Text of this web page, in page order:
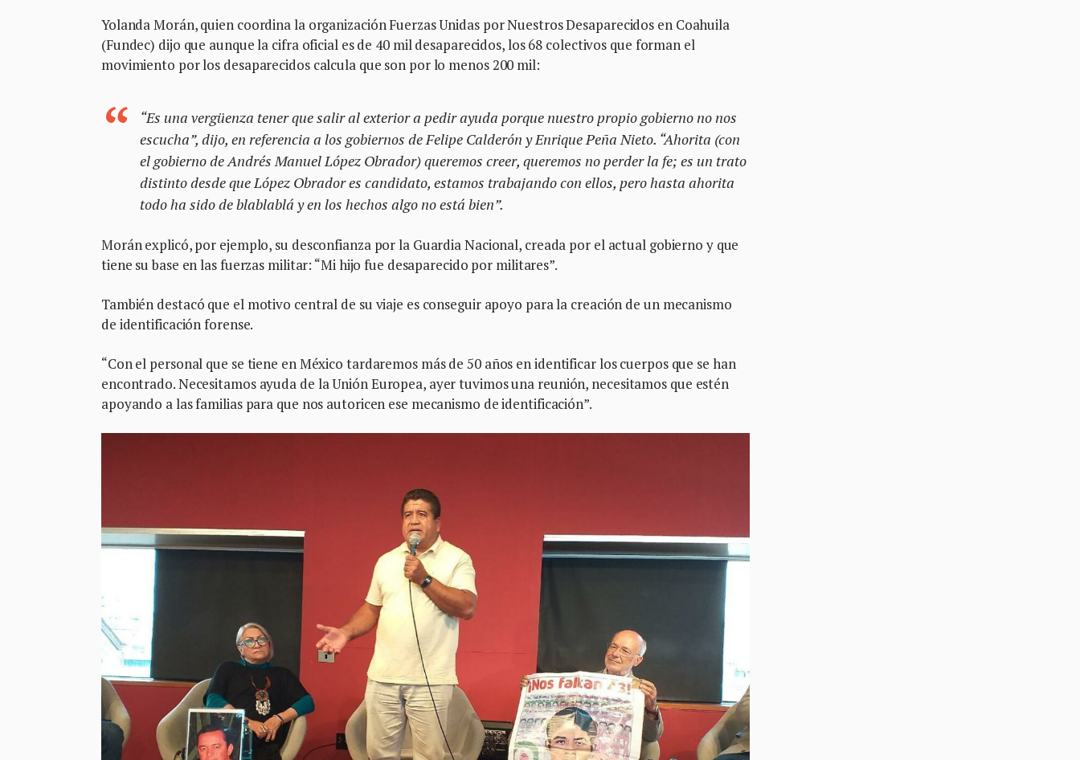
Yolanda Morán, quien coordina la organización Fuerzas Unidas por Nuestros Desaparecidos en Coahuila
(Fundec) dijo que aunque la cifra oficial es de 40 mil desaparecidos, los 68 colectivos que forman el
movimiento por los desaparecidos calcula que son por lo menos 200 mil:
“Es una vergüenza tener que salir al exterior a pedir ayuda porque nuestro propio gobierno no nos
escucha”, dijo, en referencia a los gobiernos de Felipe Calderón y Enrique Peña Nieto. “Ahorita (con
el gobierno de Andrés Manuel López Obrador) queremos creer, queremos no perder la fe; es un trato
distinto desde que López Obrador es candidato, estamos trabajando con ellos, pero hasta ahorita
todo ha sido de blablablá y en los hechos algo no está bien”.
Morán explicó, por ejemplo, su desconfianza por la Guardia Nacional, creada por el actual gobierno y que
tiene su base en las fuerzas militar: “Mi hijo fue desaparecido por militares”.
También destacó que el motivo central de su viaje es conseguir apoyo para la creación de un mecanismo
de identificación forense.
“Con el personal que se tiene en México tardaremos más de 50 años en identificar los cuerpos que se han
encontrado. Necesitamos ayuda de la Unión Europea, ayer tuvimos una reunión, necesitamos que estén
apoyando a las familias para que nos autoricen ese mecanismo de identificación”.